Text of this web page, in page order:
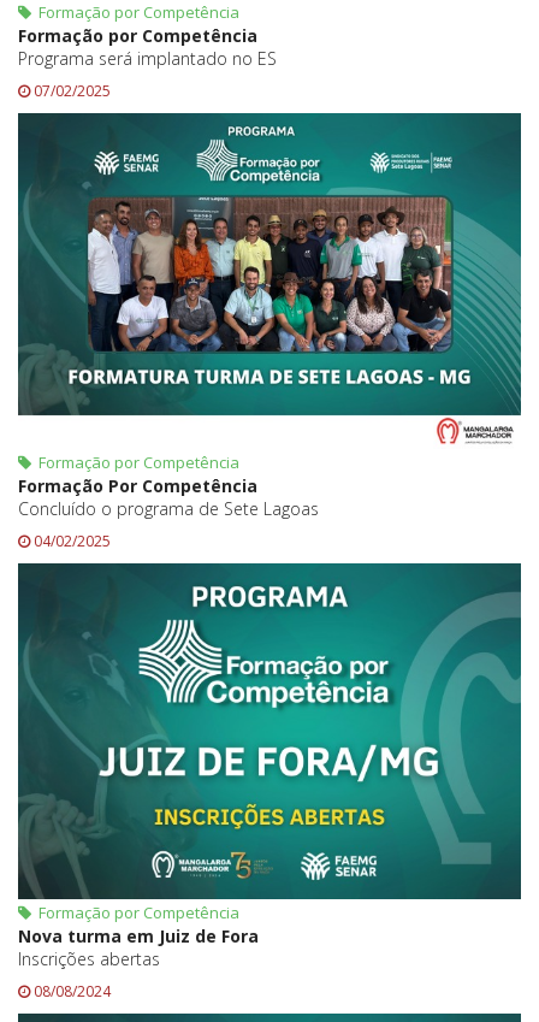
Formação por Competência
Formação por Competência
Programa será implantado no ES
07/02/2025
Formação por Competência
Formação Por Competência
Concluído o programa de Sete Lagoas
04/02/2025
Formação por Competência
Nova turma em Juiz de Fora
Inscrições abertas
08/08/2024